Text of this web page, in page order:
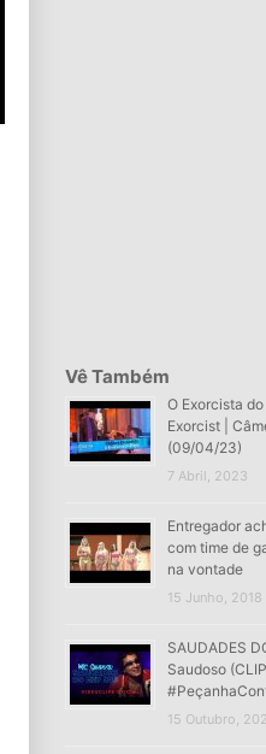
Vê Também
O Exorcista do
Exorcist |
(09/04/23)
7 Abril, 2023
Entregador
com time de
na vontade
15 Junho, 2018
SAUDADES
Saudoso
15 Outubro,